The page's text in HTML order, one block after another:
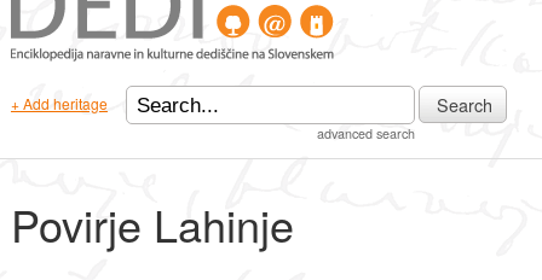
+ Add heritage
advanced search
Search
Povirje Lahinje